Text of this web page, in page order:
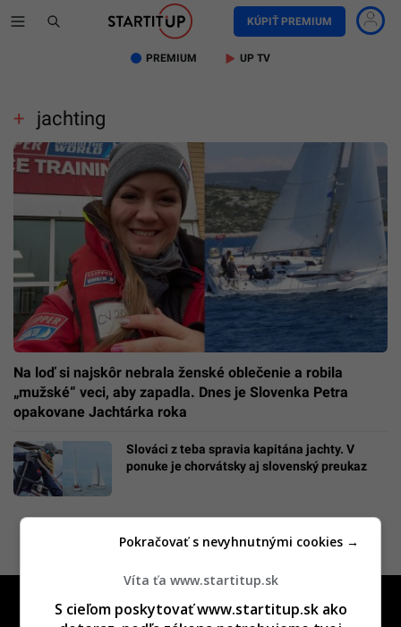
KÚPIŤ PREMIUM
PREMIUM UP TV
jachting
Na loď si najskôr nebrala ženské oblečenie a robila
„mužské“ veci, aby zapadla. Dnes je Slovenka Petra
opakovane Jachtárka roka
Slováci z teba spravia kapitána jachty. V
ponuke je chorvátsky aj slovenský preukaz
Víta ťa www.startitup.sk
S cieľom poskytovať www.startitup.sk ako
Pokračovať s nevyhnutnými cookies →